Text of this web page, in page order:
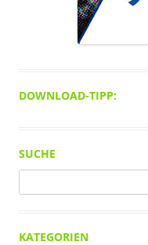
DOWNLOAD-TIPP:
SUCHE
nach:
KATEGORIEN